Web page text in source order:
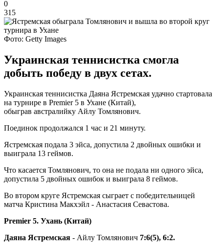
0
315
Фото: Getty Images
Украинская теннисистка смогла
добыть победу в двух сетах.
Украинская теннисистка Даяна Ястремская удачно стартовала
на турнире в Premier 5 в Ухане (Китай),
обыграв австралийку Айлу Томлянович.
Поединок продолжался 1 час и 21 минуту.
Ястремская подала 3 эйса, допустила 2 двойных ошибки и
выиграла 13 геймов.
Что касается Томлянович, то она не подала ни одного эйса,
допустила 5 двойных ошибок и выиграла 8 геймов.
Во втором круге Ястремская сыграет с победительницей
матча Кристина Макхэйл - Анастасия Севастова.
Premier 5. Ухань (Китай)
Даяна Ястремская - Айлу Томлянович 7:6(5), 6:2.